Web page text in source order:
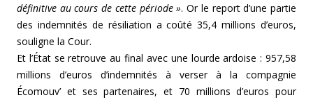
définitive au cours de cette période ». Or le report d’une partie
des indemnités de résiliation a coûté 35,4 millions d’euros,
souligne la Cour.
Et l’État se retrouve au final avec une lourde ardoise : 957,58
millions d’euros d’indemnités à verser à la compagnie
Écomouv’ et ses partenaires, et 70 millions d’euros pour